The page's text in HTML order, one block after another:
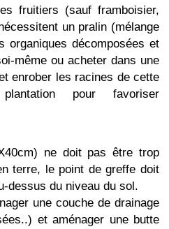
fruitiers (sauf framboisier,
un pralin (mélange
organiques décomposées et
même ou acheter dans une
enrober les racines de cette
pour favoriser
ne doit pas être trop
terre, le point de greffe doit
dessus du niveau du sol.
une couche de drainage
et aménager une butte